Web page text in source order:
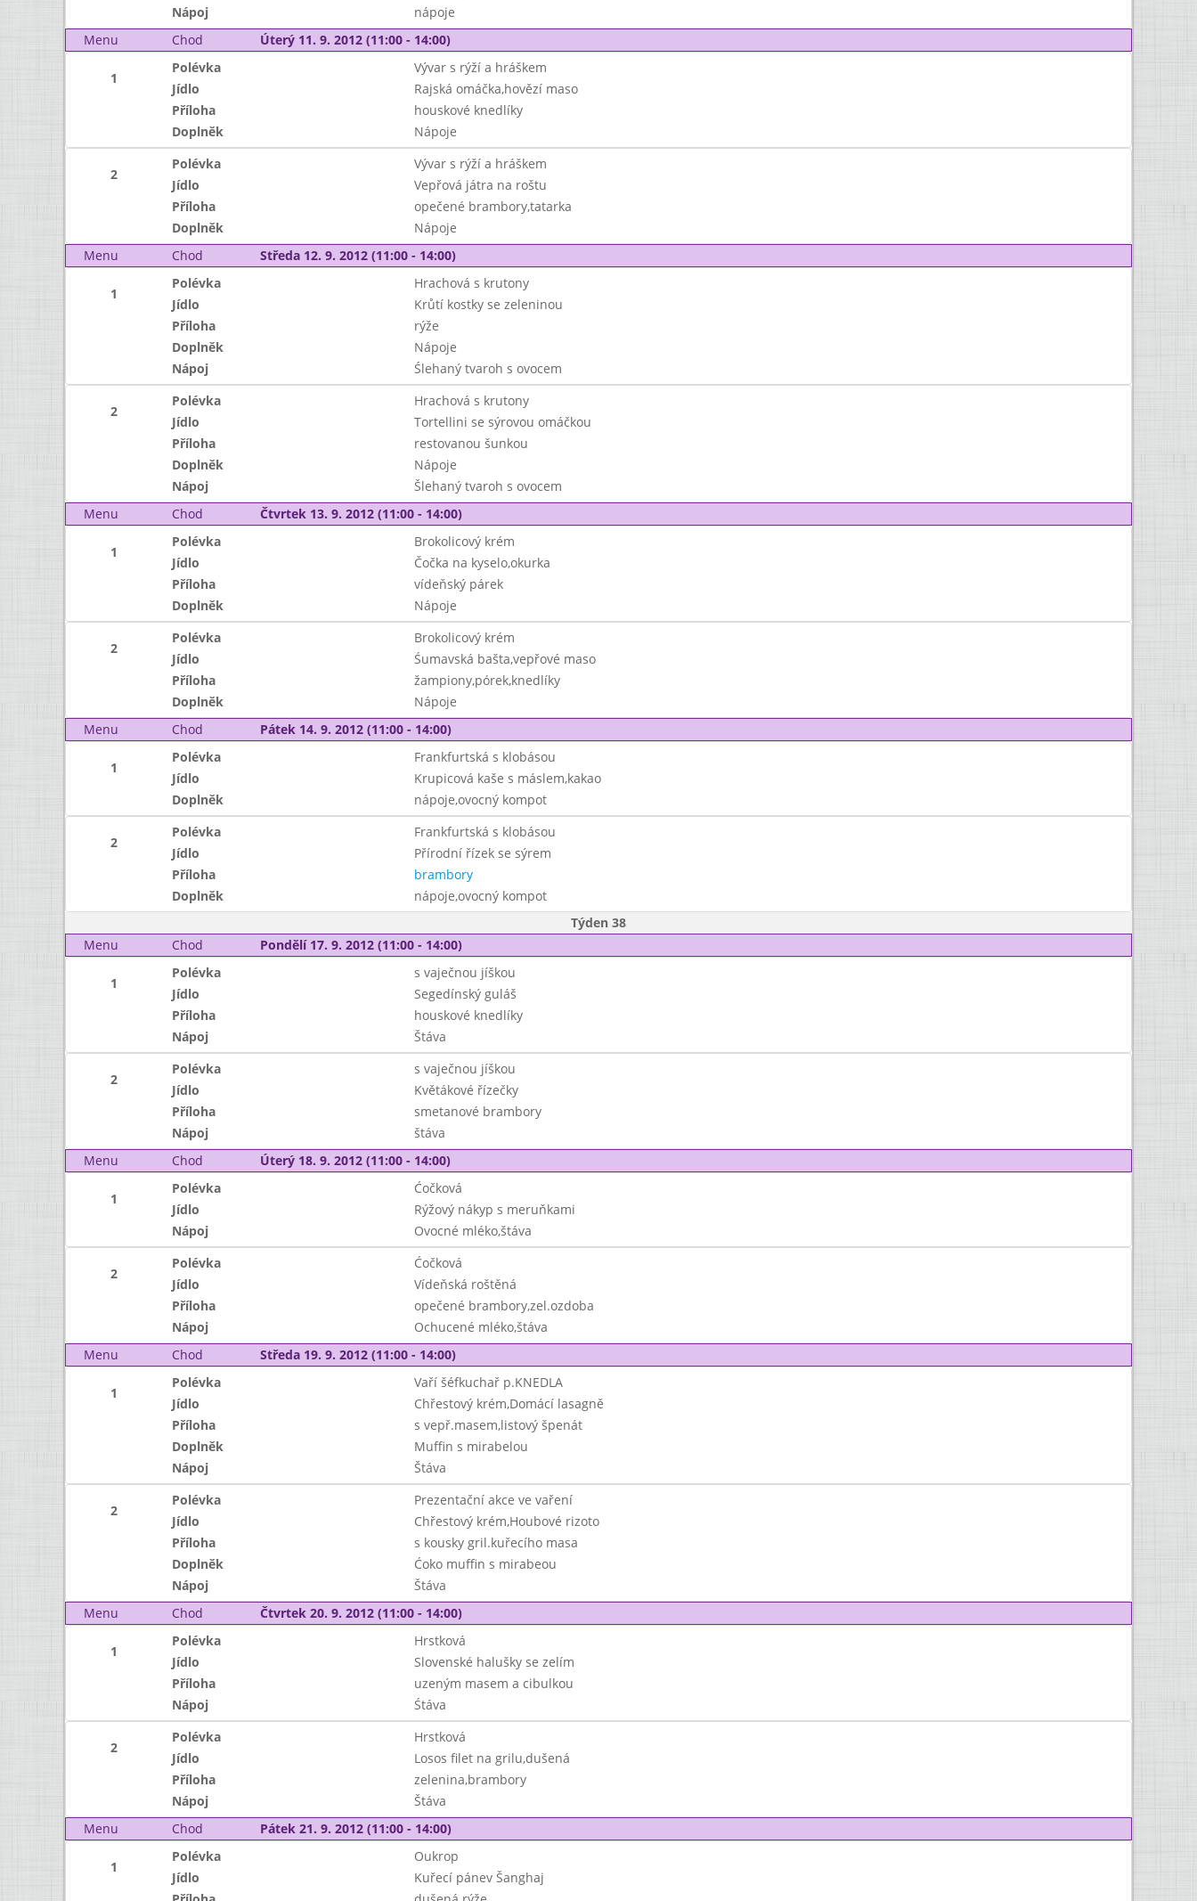
Nápoj
nápoje
Menu
Chod Úterý 11. 9. 2012 (11:00 - 14:00)
1
Polévka
Vývar s rýží a hráškem
Jídlo
Rajská omáčka,hovězí maso
Příloha
houskové knedlíky
Doplněk
Nápoje
2
Polévka
Vývar s rýží a hráškem
Jídlo
Vepřová játra na roštu
Příloha
opečené brambory,tatarka
Doplněk
Nápoje
Menu
Chod Středa 12. 9. 2012 (11:00 - 14:00)
1
Polévka
Hrachová s krutony
Jídlo
Krůtí kostky se zeleninou
Příloha
rýže
Doplněk
Nápoje
Nápoj
Ślehaný tvaroh s ovocem
2
Polévka
Hrachová s krutony
Jídlo
Tortellini se sýrovou omáčkou
Příloha
restovanou šunkou
Doplněk
Nápoje
Nápoj
Šlehaný tvaroh s ovocem
Menu
Chod Čtvrtek 13. 9. 2012 (11:00 - 14:00)
1
Polévka
Brokolicový krém
Jídlo
Čočka na kyselo,okurka
Příloha
vídeňský párek
Doplněk
Nápoje
2
Polévka
Brokolicový krém
Jídlo
Śumavská bašta,vepřové maso
Příloha
žampiony,pórek,knedlíky
Doplněk
Nápoje
Menu
Chod Pátek 14. 9. 2012 (11:00 - 14:00)
1
Polévka
Frankfurtská s klobásou
Jídlo
Krupicová kaše s máslem,kakao
Doplněk
nápoje,ovocný kompot
2
Polévka
Frankfurtská s klobásou
Jídlo
Přírodní řízek se sýrem
Příloha
brambory
Doplněk
nápoje,ovocný kompot
Týden 38
Menu
Chod Pondělí 17. 9. 2012 (11:00 - 14:00)
1
Polévka
s vaječnou jíškou
Jídlo
Segedínský guláš
Příloha
houskové knedlíky
Nápoj
Štáva
2
Polévka
s vaječnou jíškou
Jídlo
Květákové řízečky
Příloha
smetanové brambory
Nápoj
štáva
Menu
Chod Úterý 18. 9. 2012 (11:00 - 14:00)
1
Polévka
Ćočková
Jídlo
Rýžový nákyp s meruňkami
Nápoj
Ovocné mléko,štáva
2
Polévka
Ćočková
Jídlo
Vídeňská roštěná
Příloha
opečené brambory,zel.ozdoba
Nápoj
Ochucené mléko,štáva
Menu
Chod Středa 19. 9. 2012 (11:00 - 14:00)
1
Polévka
Vaří šéfkuchař p.KNEDLA
Jídlo
Chřestový krém,Domácí lasagně
Příloha
s vepř.masem,listový špenát
Doplněk
Muffin s mirabelou
Nápoj
Štáva
2
Polévka
Prezentační akce ve vaření
Jídlo
Chřestový krém,Houbové rizoto
Příloha
s kousky gril.kuřecího masa
Doplněk
Ćoko muffin s mirabeou
Nápoj
Štáva
Menu
Chod Čtvrtek 20. 9. 2012 (11:00 - 14:00)
1
Polévka
Hrstková
Jídlo
Slovenské halušky se zelím
Příloha
uzeným masem a cibulkou
Nápoj
Śtáva
2
Polévka
Hrstková
Jídlo
Losos filet na grilu,dušená
Příloha
zelenina,brambory
Nápoj
Štáva
Menu
Chod Pátek 21. 9. 2012 (11:00 - 14:00)
1
Polévka
Oukrop
Jídlo
Kuřecí pánev Šanghaj